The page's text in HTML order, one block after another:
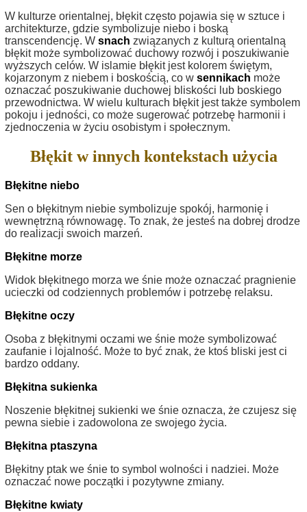
W kulturze orientalnej, błękit często pojawia się w sztuce i
architekturze, gdzie symbolizuje niebo i boską
transcendencję. W snach związanych z kulturą orientalną
błękit może symbolizować duchowy rozwój i poszukiwanie
wyższych celów. W islamie błękit jest kolorem świętym,
kojarzonym z niebem i boskością, co w sennikach może
oznaczać poszukiwanie duchowej bliskości lub boskiego
przewodnictwa. W wielu kulturach błękit jest także symbolem
pokoju i jedności, co może sugerować potrzebę harmonii i
zjednoczenia w życiu osobistym i społecznym.
Błękit w innych kontekstach użycia
Błękitne niebo
Sen o błękitnym niebie symbolizuje spokój, harmonię i
wewnętrzną równowagę. To znak, że jesteś na dobrej drodze
do realizacji swoich marzeń.
Błękitne morze
Widok błękitnego morza we śnie może oznaczać pragnienie
ucieczki od codziennych problemów i potrzebę relaksu.
Błękitne oczy
Osoba z błękitnymi oczami we śnie może symbolizować
zaufanie i lojalność. Może to być znak, że ktoś bliski jest ci
bardzo oddany.
Błękitna sukienka
Noszenie błękitnej sukienki we śnie oznacza, że czujesz się
pewna siebie i zadowolona ze swojego życia.
Błękitna ptaszyna
Błękitny ptak we śnie to symbol wolności i nadziei. Może
oznaczać nowe początki i pozytywne zmiany.
Błękitne kwiaty